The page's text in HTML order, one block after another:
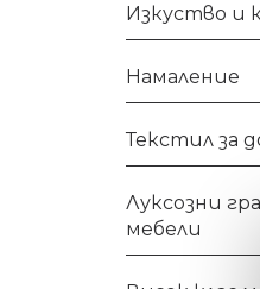
Изкуство и
Намаление
Текстил за
Луксозни
мебели